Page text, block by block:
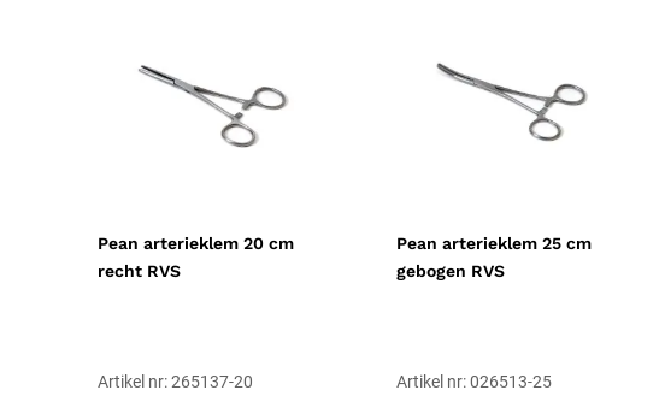
Pean arterieklem 20 cm
recht RVS
Artikel nr: 265137-20
Pean arterieklem 25 cm
gebogen RVS
Artikel nr: 026513-25